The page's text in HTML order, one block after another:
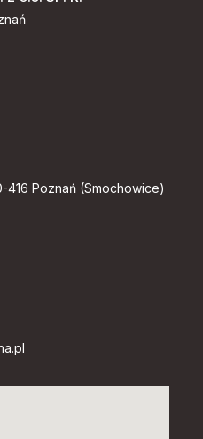
416 Poznań (Smochowice)